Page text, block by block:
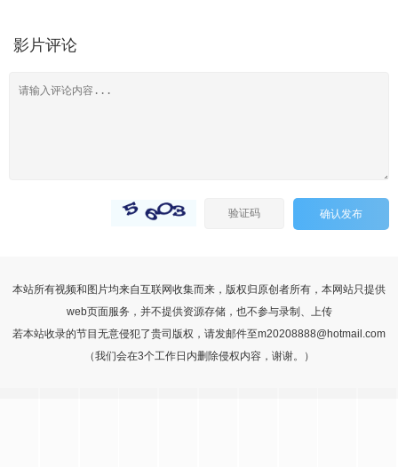
影片评论
确认发布
本站所有视频和图片均来自互联网收集而来，版权归原创者所有，本网站只提供
web页面服务，并不提供资源存储，也不参与录制、上传
若本站收录的节目无意侵犯了贵司版权，请发邮件至m20208888@hotmail.com
（我们会在3个工作日内删除侵权内容，谢谢。）